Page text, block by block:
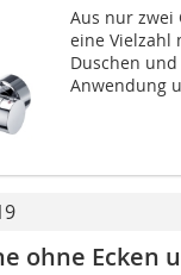
Aus nur zwei
eine Vielzahl
Duschen
Anwendung
ohne Ecken